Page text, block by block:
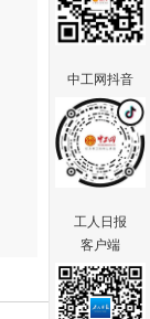
中工网抖音
工人日报
客户端